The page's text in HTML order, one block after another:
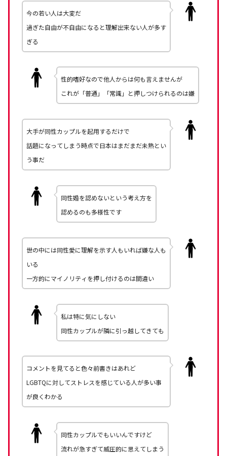
今の若い人は大変だ
過ぎた自由が不自由になると理解出来ない人が多す
ぎる
性的嗜好なので他人からは何も言えませんが
これが「普通」「常識」と押しつけられるのは嫌
大手が同性カップルを起用するだけで
話題になってしまう時点で日本はまだまだ未熟とい
う事だ
同性婚を認めないという考え方を
認めるのも多様性です
世の中には同性愛に理解を示す人もいれば嫌な人も
いる
一方的にマイノリティを押し付けるのは間違い
私は特に気にしない
同性カップルが隣に引っ越してきても
コメントを見てると色々前書きはあれど
LGBTQに対してストレスを感じている人が多い事
が良くわかる
同性カップルでもいいんですけど
流れが急すぎて威圧的に思えてしまう